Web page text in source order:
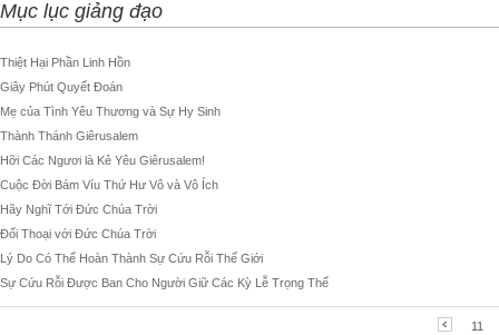
Mục lục giảng đạo
Thiệt Hại Phần Linh Hồn
Giây Phút Quyết Đoán
Mẹ của Tình Yêu Thương và Sự Hy Sinh
Thành Thánh Giêrusalem
Hỡi Các Ngươi là Kẻ Yêu Giêrusalem!
Cuộc Đời Bám Víu Thứ Hư Vô và Vô Ích
Hãy Nghĩ Tới Đức Chúa Trời
Đối Thoại với Đức Chúa Trời
Lý Do Có Thể Hoàn Thành Sự Cứu Rỗi Thế Giới
Sự Cứu Rỗi Được Ban Cho Người Giữ Các Kỳ Lễ Trọng Thể
11